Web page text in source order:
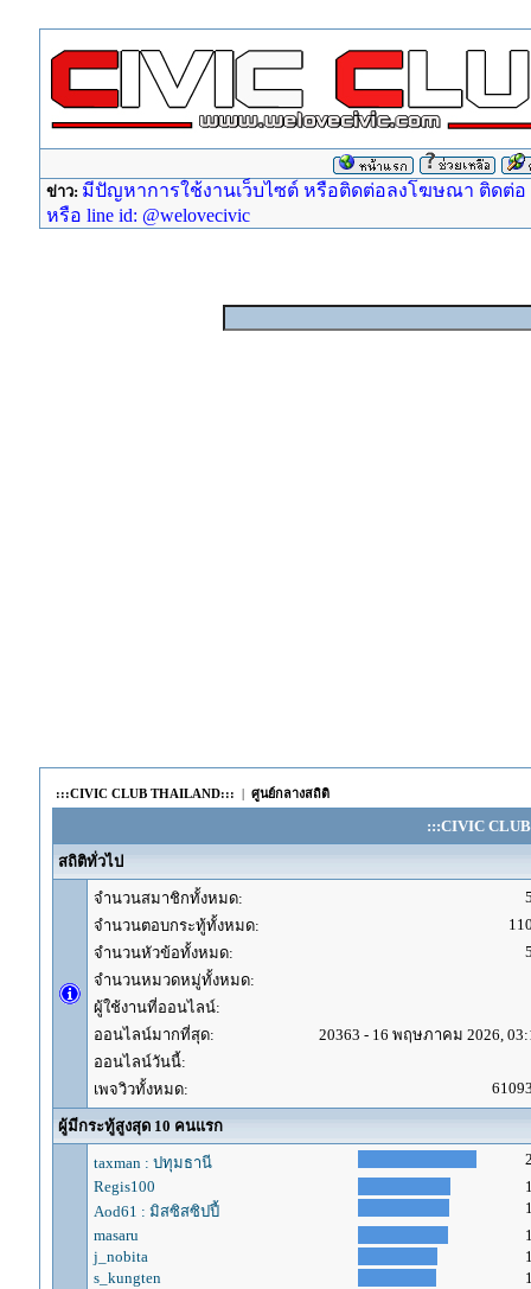
ข่าว: มีปัญหาการใช้งานเว็บไซต์ หรือติดต่อลงโฆษณา ติดต่อ
หรือ line id: @welovecivic
:::CIVIC CLUB THAILAND::: | ศูนย์กลางสถิติ
:::CIVIC
สถิติทั่วไป
จำนวนสมาชิกทั้งหมด:
จำนวนตอบกระทู้ทั้งหมด:
จำนวนหัวข้อทั้งหมด:
จำนวนหมวดหมู่ทั้งหมด:
ผู้ใช้งานที่ออนไลน์:
ออนไลน์มากที่สุด:
20363 - 16 พฤษภาคม 2026,
ออนไลน์วันนี้:
เพจวิวทั้งหมด:
ผู้มีกระทู้สูงสุด 10 คนแรก
taxman : ปทุมธานี
Regis100
Aod61 : มิสซิสซิปปี้
masaru
j_nobita
s_kungten